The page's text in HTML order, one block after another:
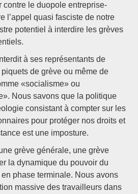
contre le duopole entreprise-
l’appel quasi fasciste de notre
potentiel à interdire les grèves
à ses représentants de
de grève ou même de
«socialisme» ou
Nous savons que la politique
consistant à compter sur les
pour protéger nos droits et
est une imposture.
grève générale, une grève
la dynamique du pouvoir du
phase terminale. Nous avons
massive des travailleurs dans